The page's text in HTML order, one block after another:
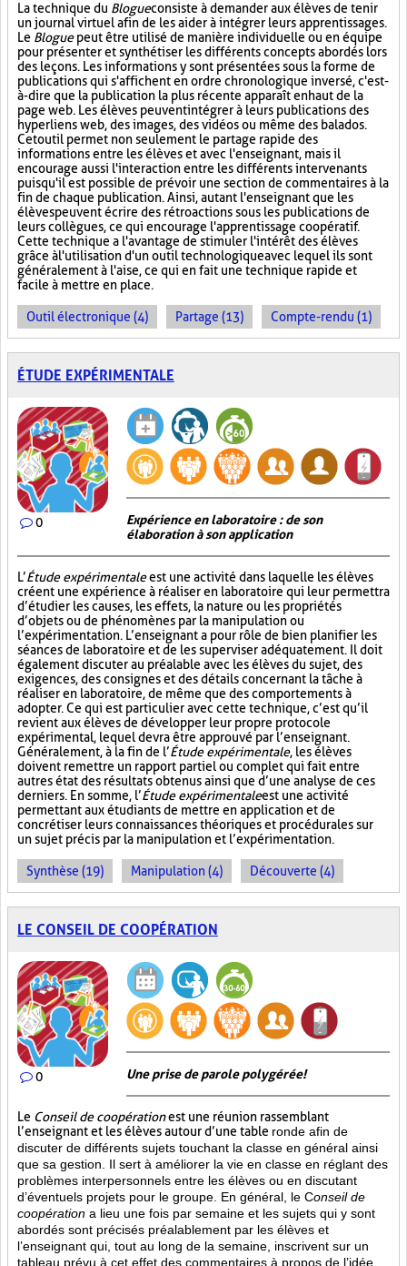
La technique du Blogueconsiste à demander aux élèves de tenir
un journal virtuel afin de les aider à intégrer leurs apprentissages.
Le Bloguepeut être utilisé de manière individuelle ou en équipe
pour présenter et synthétiser les différents concepts abordés lors
des leçons. Les informations y sont présentées sous la forme de
publications qui s'affichent en ordre chronologique inversé, c'est-
à-dire que la publication la plus récente apparaît en haut de la
page web. Les élèves peuvent intégrer à leurs publications des
hyperliens web, des images, des vidéos ou même des balados.
Cet outil permet non seulement le partage rapide des
informations entre les élèves et avec l'enseignant, mais il
encourage aussi l'interaction entre les différents intervenants
puisqu'il est possible de prévoir une section de commentaires à la
fin de chaque publication. Ainsi, autant l'enseignant que les
élèves peuvent écrire des rétroactions sous les publications de
leurs collègues, ce qui encourage l'apprentissage coopératif.
Cette technique a l'avantage de stimuler l'intérêt des élèves
grâce à l'utilisation d'un outil technologique avec lequel ils sont
généralement à l'aise, ce qui en fait une technique rapide et
facile à mettre en place.
Outil électronique (4) Partage (13) Compte-rendu (1)
ÉTUDE EXPÉRIMENTALE
0
Expérience en laboratoire : de son
élaboration à son application
L’Étude expérimentaleest une activité dans laquelle les élèves
créent une expérience à réaliser en laboratoire qui leur permettra
d’étudier les causes, les effets, la nature ou les propriétés
d’objets ou de phénomènes par la manipulation ou
l’expérimentation. L’enseignant a pour rôle de bien planifier les
séances de laboratoire et de les superviser adéquatement. Il doit
également discuter au préalable avec les élèves du sujet, des
exigences, des consignes et des détails concernant la tâche à
réaliser en laboratoire, de même que des comportements à
adopter. Ce qui est particulier avec cette technique, c’est qu’il
revient aux élèves de développer leur propre protocole
expérimental, lequel devra être approuvé par l’enseignant.
Généralement, à la fin de l’Étude expérimentale, les élèves
doivent remettre un rapport partiel ou complet qui fait entre
autres état des résultats obtenus ainsi que d’une analyse de ces
derniers. En somme, l’Étude expérimentaleest une activité
permettant aux étudiants de mettre en application et de
concrétiser leurs connaissances théoriques et procédurales sur
un sujet précis par la manipulation et l’expérimentation.
Synthèse (19) Manipulation (4) Découverte (4)
LE CONSEIL DE COOPÉRATION
0 Une prise de parole polygérée!
Le Conseil de coopérationest une réunion rassemblant
l’enseignant et les élèves autour d’une table ronde afin de
discuter de différents sujets touchant la classe en général ainsi
que sa gestion. Il sert à améliorer la vie en classe en réglant des
problèmes interpersonnels entre les élèves ou en discutant
d’éventuels projets pour le groupe. En général, le Conseil de
coopération a lieu une fois par semaine et les sujets qui y sont
abordés sont précisés préalablement par les élèves et
l’enseignant qui, tout au long de la semaine, inscrivent sur un
tableau prévu à cet effet des commentaires à propos de l’idée